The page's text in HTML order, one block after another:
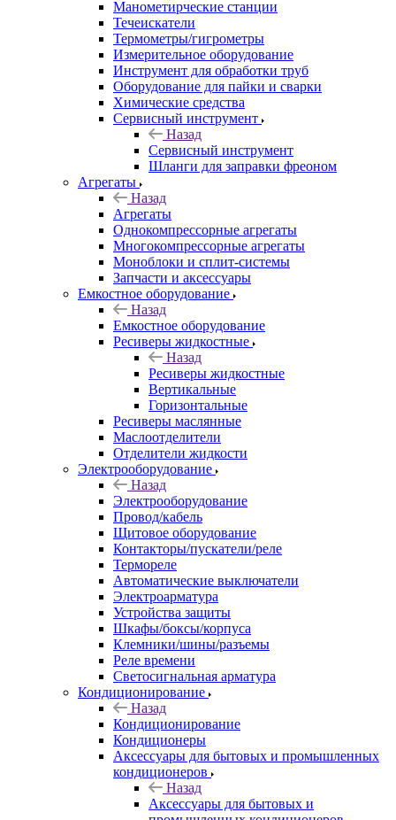
Манометирческие станции
Течеискатели
Термометры/гигрометры
Измерительное оборудование
Инструмент для обработки труб
Оборудование для пайки и сварки
Химические средства
Сервисный инструмент
Назад
Сервисный инструмент
Шланги для заправки фреоном
Агрегаты
Назад
Агрегаты
Однокомпрессорные агрегаты
Многокомпрессорные агрегаты
Моноблоки и сплит-системы
Запчасти и аксессуары
Емкостное оборудование
Назад
Емкостное оборудование
Ресиверы жидкостные
Назад
Ресиверы жидкостные
Вертикальные
Горизонтальные
Ресиверы маслянные
Маслоотделители
Отделители жидкости
Электрооборудование
Назад
Электрооборудование
Провод/кабель
Щитовое оборудование
Контакторы/пускатели/реле
Термореле
Автоматические выключатели
Электроарматура
Устройства защиты
Шкафы/боксы/корпуса
Клемники/шины/разъемы
Реле времени
Светосигнальная арматура
Кондиционирование
Назад
Кондиционирование
Кондиционеры
Аксессуары для бытовых и промышленных
кондиционеров
Назад
Аксессуары для бытовых и